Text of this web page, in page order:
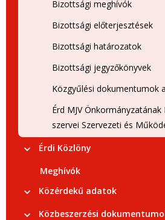
Bizottsági meghívók
Bizottsági előterjesztések
Bizottsági határozatok
Bizottsági jegyzőkönyvek
Közgyűlési dokumentumok
Érd MJV
szervei Szervezeti és
Érdi Közlöny
Meghívók
Közérdekű adatok
Közbeszerzési